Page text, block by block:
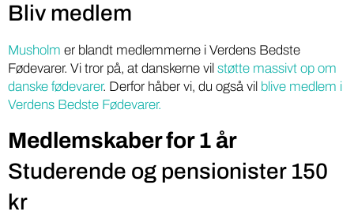
Bliv medlem
Musholm er blandt medlemmerne i Verdens Bedste
Fødevarer. Vi tror på, at danskerne vil støtte massivt op om
danske fødevarer. Derfor håber vi, du også vil blive medlem i
Verdens Bedste Fødevarer.
Medlemskaber for 1 år
Studerende og pensionister 150
kr